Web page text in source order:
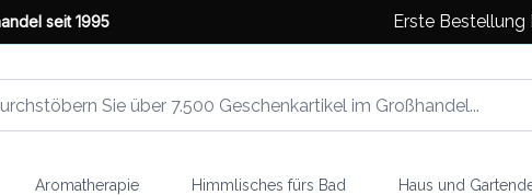
seit 1995 Erste Bestellung
Aromatherapie Himmlisches fürs Bad Haus und